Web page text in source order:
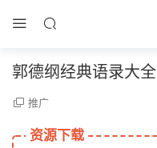
郭德纲经典语录大全
推广
资源下载